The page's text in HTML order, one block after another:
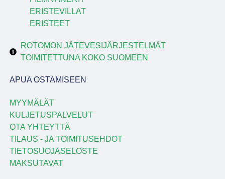
ERISTEVILLAT
ERISTEET
ROTOMON JÄTEVESIJÄRJESTELMÄT
TOIMITETTUNA KOKO SUOMEEN
APUA OSTAMISEEN
MYYMÄLÄT
KULJETUSPALVELUT
OTA YHTEYTTÄ
TILAUS - JA TOIMITUSEHDOT
TIETOSUOJASELOSTE
MAKSUTAVAT